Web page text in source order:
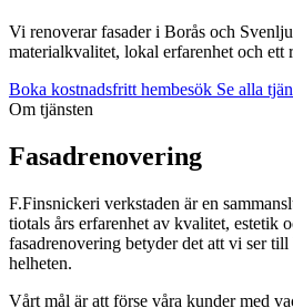
Vi renoverar fasader i Borås och
materialkvalitet, lokal erfarenhet och ett
Boka kostnadsfritt hembesök Se alla
Om tjänsten
Fasadrenovering
F.Finsnickeri verkstaden är en
tiotals års erfarenhet av kvalitet, estetik
fasadrenovering betyder det att vi ser till
helheten.
Vårt mål är att förse våra kunder med